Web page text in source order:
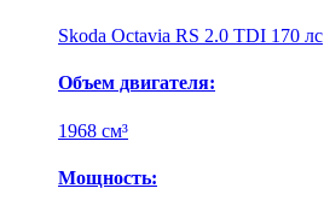
Skoda Octavia RS 2.0 TDI 170 лс
Объем двигателя:
1968 см³
Мощность: